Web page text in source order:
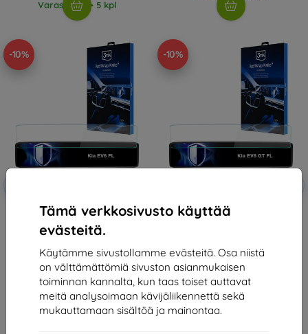
Tämä verkkosivusto käyttää
evästeitä.
Käytämme sivustollamme evästeitä. Osa niistä
on välttämättömiä sivuston asianmukaisen
toiminnan kannalta, kun taas toiset auttavat
meitä analysoimaan kävijäliikennettä sekä
mukauttamaan sisältöä ja mainontaa.
Varastossa > 5 kpl
-10%
3mk TechWrap Matte Center
Display Protective film for Kia
EV6 FL 2024-
46,71 €
Varastossa > 5 kpl
-10%
3mk TechWrap Matte Center
Display Protective film for Kia
46,71 €
Varastossa > 5 kpl